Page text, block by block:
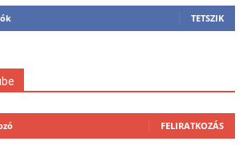
TETSZIK
FELIRATKOZÁS